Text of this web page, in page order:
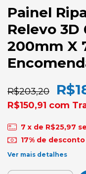
Painel
Relevo
200mm X
R$203,20
R$150,91 com
7 x de R$25,97
17% de desconto
Ver mais detalhes